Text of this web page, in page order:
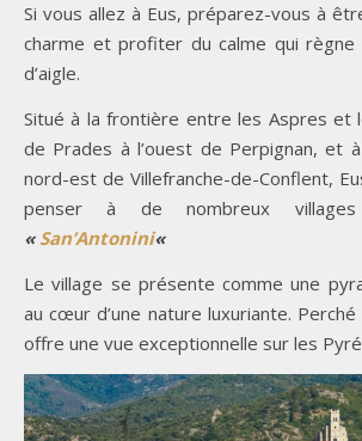
Si vous allez à Eus, préparez-vous à être envoûté par son
charme et profiter du calme qui règne
d’aigle.
Situé à la frontière entre les Aspres et
de Prades à l’ouest de Perpignan, et
nord-est de Villefranche-de-Conflent,
penser à de nombreux
« San’Antonini«
Le village se présente comme une
au cœur d’une nature luxuriante. Perché
offre une vue exceptionnelle sur les